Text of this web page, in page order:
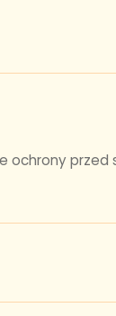
ochrony przed